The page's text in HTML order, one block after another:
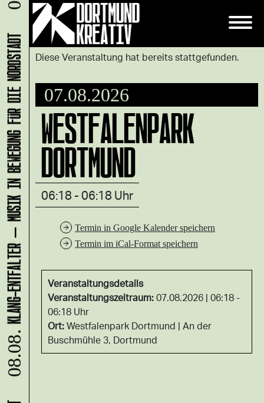
Diese Veranstaltung hat bereits stattgefunden.
07.08.2026
WESTFALENPARK
DORTMUND
06:18 - 06:18 Uhr
Termin in Google Kalender speichern
Termin im iCal-Format speichern
Veranstaltungsdetails
Veranstaltungszeitraum:07.08.2026 | 06:18 -
06:18 Uhr
Ort:Westfalenpark Dortmund
An der
Buschmühle 3, Dortmund
08.08.
KLANG-ENTFALTER – MUSIK IN BEWEGUNG FÜR DIE NORDSTADT